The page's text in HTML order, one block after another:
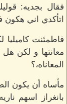
فقال بجديه:
اتأكدي اني
فاطمئنت
معانتها و لكن
المعاناه،؟
مأساه أن يكون
بانغراز اسهم